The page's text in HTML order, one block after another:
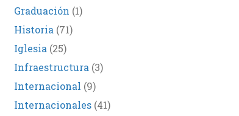
Graduación (1)
Historia (71)
Iglesia (25)
Infraestructura (3)
Internacional (9)
Internacionales(41)